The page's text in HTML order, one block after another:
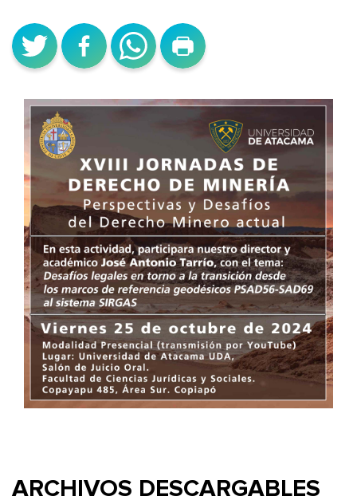
NOTICIAS
ARCHIVOS DESCARGABLES